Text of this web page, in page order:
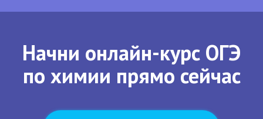
Начни онлайн-курс ОГЭ
по химии прямо сейчас